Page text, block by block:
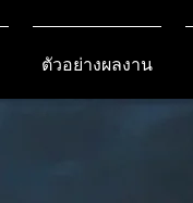
ตัวอย่างผลงาน